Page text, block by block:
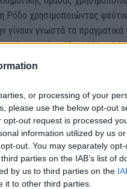
or processing of your
please use the below opt-out
out request is processed
information utilized by us
out. You may separately
parties on the IAB’s list of
by us to third parties on the
it to other third parties.
Ρόδο χρησιμοποιώντας
γίνουν γνωστά τα πραγματικά
ομάδα 4.000 –
Τουρκία στη Ρόδο, 200 ευρώ
κάθε ημέρα παραμονής τους σε
Αλεξανδρής και Πολυξένη